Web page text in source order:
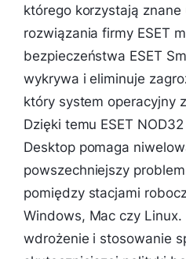
którego korzystają znane
rozwiązania firmy ESET
bezpieczeństwa ESET
wykrywa i eliminuje
który system operacyjny
Dzięki temu ESET
Desktop pomaga
powszechniejszy
pomiędzy stacjami
Windows, Mac czy
wdrożenie i stosowanie